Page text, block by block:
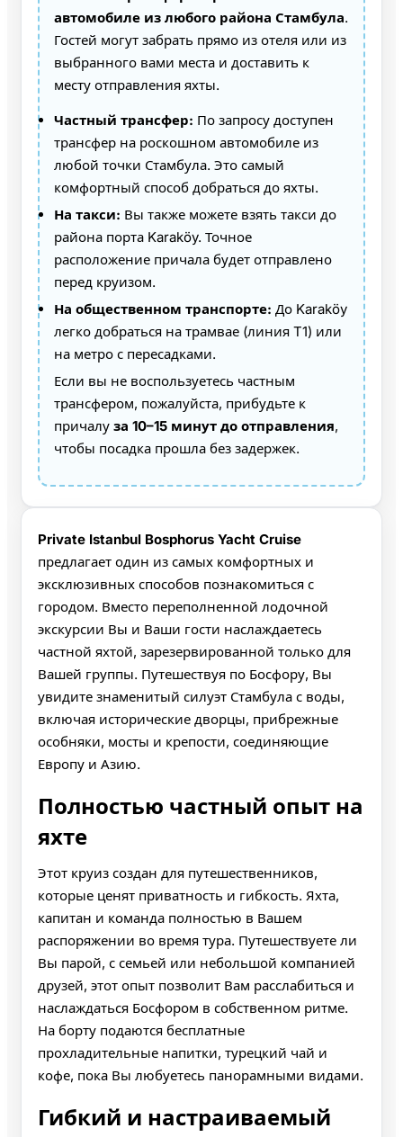
автомобиле из любого района Стамбула.
Гостей могут забрать прямо из отеля или из
выбранного вами места и доставить к
месту отправления яхты.
Частный трансфер: По запросу доступен
трансфер на роскошном автомобиле из
любой точки Стамбула. Это самый
комфортный способ добраться до яхты.
На такси: Вы также можете взять такси до
района порта Karaköy. Точное
расположение причала будет отправлено
перед круизом.
На общественном транспорте: До Karaköy
легко добраться на трамвае (линия T1) или
на метро с пересадками.
Если вы не воспользуетесь частным
трансфером, пожалуйста, прибудьте к
причалу за 10–15 минут до отправления,
чтобы посадка прошла без задержек.
Private Istanbul Bosphorus Yacht Cruise
предлагает один из самых комфортных и
эксклюзивных способов познакомиться с
городом. Вместо переполненной лодочной
экскурсии Вы и Ваши гости наслаждаетесь
частной яхтой, зарезервированной только для
Вашей группы. Путешествуя по Босфору, Вы
увидите знаменитый силуэт Стамбула с воды,
включая исторические дворцы, прибрежные
особняки, мосты и крепости, соединяющие
Европу и Азию.
Полностью частный опыт на
яхте
Этот круиз создан для путешественников,
которые ценят приватность и гибкость. Яхта,
капитан и команда полностью в Вашем
распоряжении во время тура. Путешествуете ли
Вы парой, с семьей или небольшой компанией
друзей, этот опыт позволит Вам расслабиться и
наслаждаться Босфором в собственном ритме.
На борту подаются бесплатные
прохладительные напитки, турецкий чай и
кофе, пока Вы любуетесь панорамными видами.
Гибкий и настраиваемый